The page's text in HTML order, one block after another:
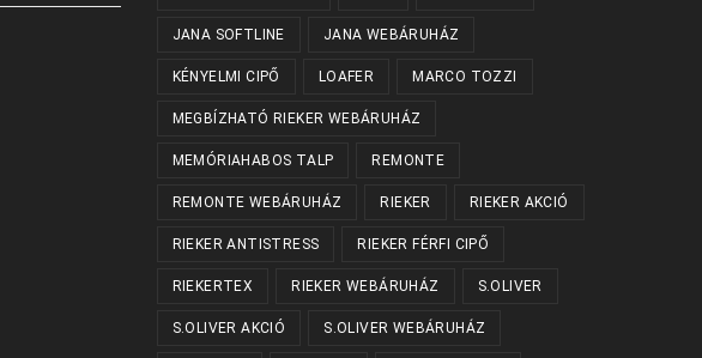
JANA SOFTLINE JANA WEBÁRUHÁZ
KÉNYELMI CIPŐ LOAFER MARCO TOZZI
MEGBÍZHATÓ RIEKER WEBÁRUHÁZ
MEMÓRIAHABOS TALP REMONTE
REMONTE WEBÁRUHÁZ RIEKER RIEKER AKCIÓ
RIEKER ANTISTRESS RIEKER FÉRFI CIPŐ
RIEKERTEX RIEKER WEBÁRUHÁZ S.OLIVER
S.OLIVER AKCIÓ S.OLIVER WEBÁRUHÁZ